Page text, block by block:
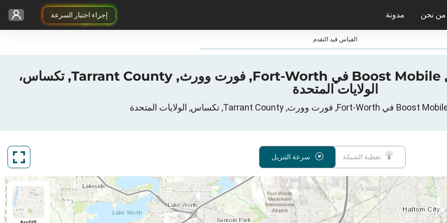
إجراء اختبار السرعة من نحن مدونة
القياس قيد التقدم
خريطة معدل السرعة 3G / 4G / 5G ل Boost Mobile في Fort-Worth, فورت وورث, Tarrant County, تكساس،
الولايات المتحدة
تغطية الشبكة سرعة التنزيل